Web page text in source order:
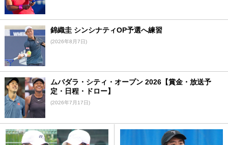
錦織圭 シンシナティOP予選へ練習
(2026年8月7日)
ムバダラ・シティ・オープン 2026【賞金・放送予
定・日程・ドロー】
(2026年7月17日)